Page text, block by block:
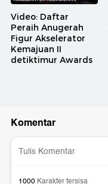
Video: Daftar
Peraih Anugerah
Figur Akselerator
Kemajuan II
detiktimur Awards